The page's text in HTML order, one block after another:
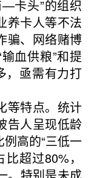
卡头”的组织
养卡人等不法
骗、网络赌博
血供粮”和提
，亟需有力打
特点。统计
告人呈现低龄
高的“三低一
超过80%，